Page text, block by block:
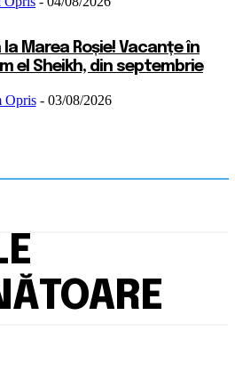
Marea Roșie! Vacanțe în
el Sheikh, din septembrie
Opris - 03/08/2026